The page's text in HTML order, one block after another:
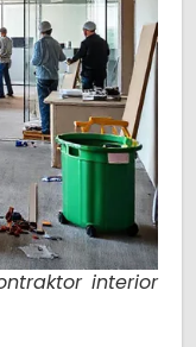
interior